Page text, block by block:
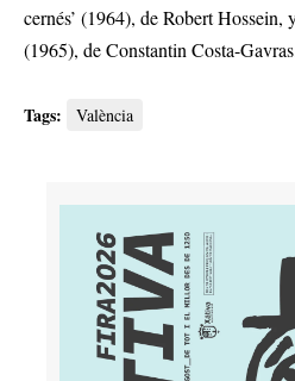
cernés’ (1964), de Robert Hossein,
(1965), de Constantin Costa-
Tags: València